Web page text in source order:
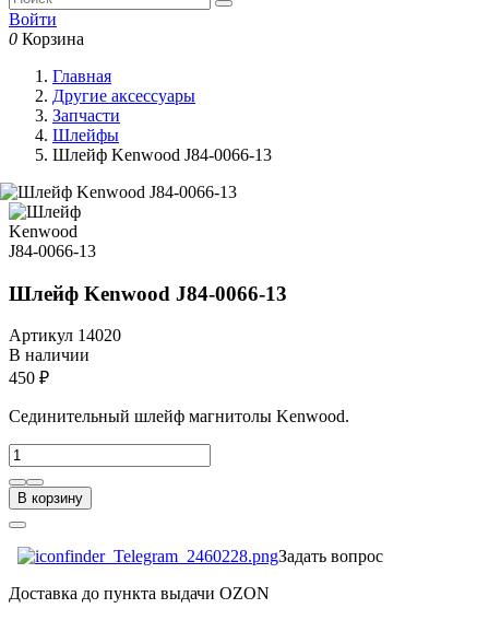
Войти
0 Корзина
Главная
Другие аксессуары
Запчасти
Шлейфы
Шлейф Kenwood J84-0066-13
Шлейф Kenwood J84-0066-13
Артикул 14020
В наличии
450 ₽
Сединительный шлейф магнитолы Kenwood.
В корзину
Задать вопрос
Доставка до пункта выдачи OZON